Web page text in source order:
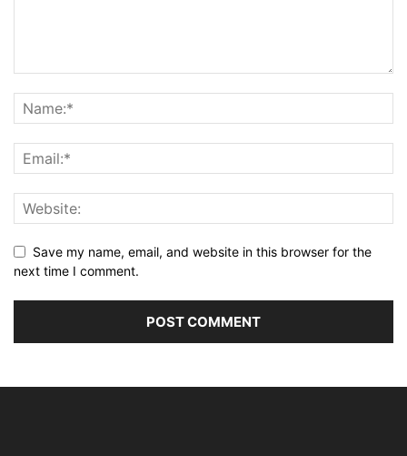
Save my name, email, and website in this browser for the
next time I comment.